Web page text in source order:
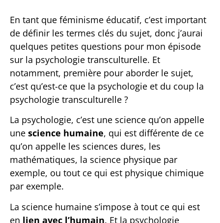
En tant que féminisme éducatif, c’est important
de définir les termes clés du sujet, donc j’aurai
quelques petites questions pour mon épisode
sur la psychologie transculturelle. Et
notamment, première pour aborder le sujet,
c’est qu’est-ce que la psychologie et du coup la
psychologie transculturelle ?
La psychologie, c’est une science qu’on appelle
une science humaine, qui est différente de ce
qu’on appelle les sciences dures, les
mathématiques, la science physique par
exemple, ou tout ce qui est physique chimique
par exemple.
La science humaine s’impose à tout ce qui est
en lien avec l’humain. Et la psychologie